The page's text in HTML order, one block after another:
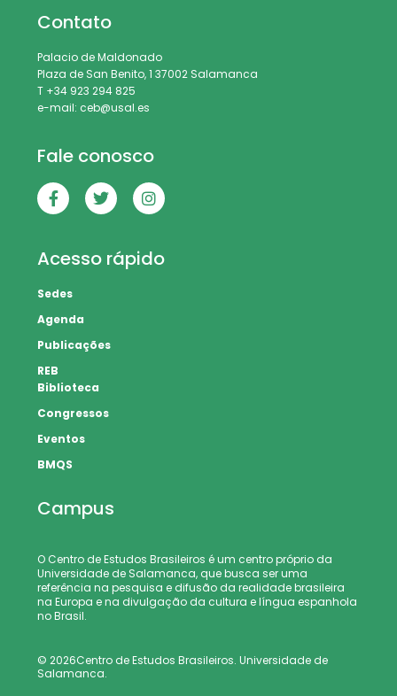
Contato
Palacio de Maldonado
Plaza de San Benito, 1 37002 Salamanca
T +34 923 294 825
e-mail: ceb@usal.es
Fale conosco
Acesso rápido
Sedes
Agenda
Publicações
REB
Biblioteca
Congressos
Eventos
BMQS
Campus
O Centro de Estudos Brasileiros é um centro próprio da
Universidade de Salamanca, que busca ser uma
referência na pesquisa e difusão da realidade brasileira
na Europa e na divulgação da cultura e língua espanhola
no Brasil.
© 2026Centro de Estudos Brasileiros. Universidade de
Salamanca.